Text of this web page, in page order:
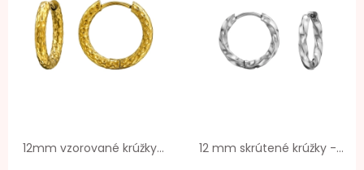
12mm vzorované krúžky... 12 mm skrútené krúžky -...